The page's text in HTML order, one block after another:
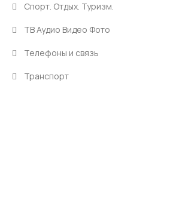
Спорт. Отдых. Туризм.
ТВ Аудио Видео Фото
Телефоны и связь
Транспорт